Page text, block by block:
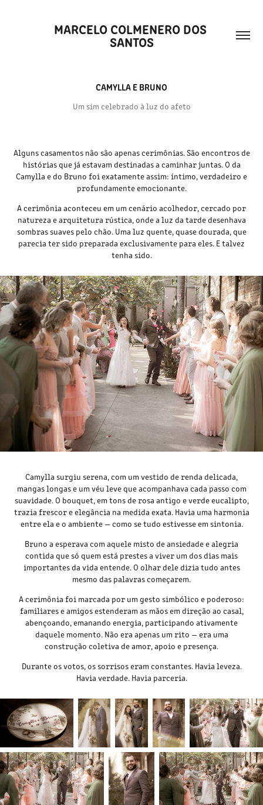
MARCELO COLMENERO DOS
SANTOS
CAMYLLA E BRUNO
Um sim celebrado à luz do afeto
Alguns casamentos não são apenas cerimônias. São encontros de
histórias que já estavam destinadas a caminhar juntas. O da
Camylla e do Bruno foi exatamente assim: íntimo, verdadeiro e
profundamente emocionante.
A cerimônia aconteceu em um cenário acolhedor, cercado por
natureza e arquitetura rústica, onde a luz da tarde desenhava
sombras suaves pelo chão. Uma luz quente, quase dourada, que
parecia ter sido preparada exclusivamente para eles. E talvez
tenha sido.
Camylla surgiu serena, com um vestido de renda delicada,
mangas longas e um véu leve que acompanhava cada passo com
suavidade. O bouquet, em tons de rosa antigo e verde eucalipto,
trazia frescor e elegância na medida exata. Havia uma harmonia
entre ela e o ambiente — como se tudo estivesse em sintonia.
Bruno a esperava com aquele misto de ansiedade e alegria
contida que só quem está prestes a viver um dos dias mais
importantes da vida entende. O olhar dele dizia tudo antes
mesmo das palavras começarem.
A cerimônia foi marcada por um gesto simbólico e poderoso:
familiares e amigos estenderam as mãos em direção ao casal,
abençoando, emanando energia, participando ativamente
daquele momento. Não era apenas um rito — era uma
construção coletiva de amor, apoio e presença.
Durante os votos, os sorrisos eram constantes. Havia leveza.
Havia verdade. Havia parceria.